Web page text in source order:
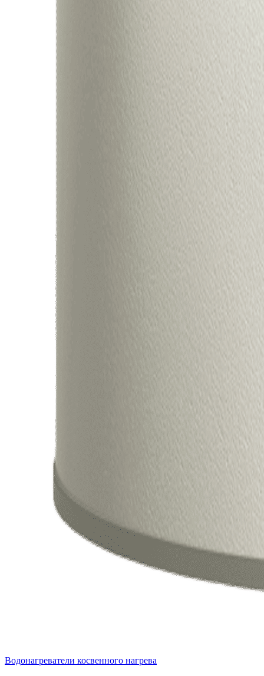
Водонагреватели косвенного нагрева